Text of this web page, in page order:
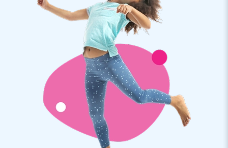
Alles wat hij of zij daarvoor nodig heeft, leveren we er
standaard bij. Van gebruiksaanwijzing (waarin staat uitgelegd
hoe de opbouw in 5 minuten gepiept is) tot transportzak,
verankermateriaal en blower aan toe.
Topkwaliteit met 5 jaar garantie
De poppen van JB-inflatables zijn gemaakt van sterk, hoge
kwaliteit nylon, dat we op meerdere punten verstevigen.
Bovendien zijn ze meervoudig gestikt. Dat maakt ze
duurzaam en eenvoudig schoon te houden. We bieden je op de
poppen zonder meer 5 jaar garantie. Je levert hiermee